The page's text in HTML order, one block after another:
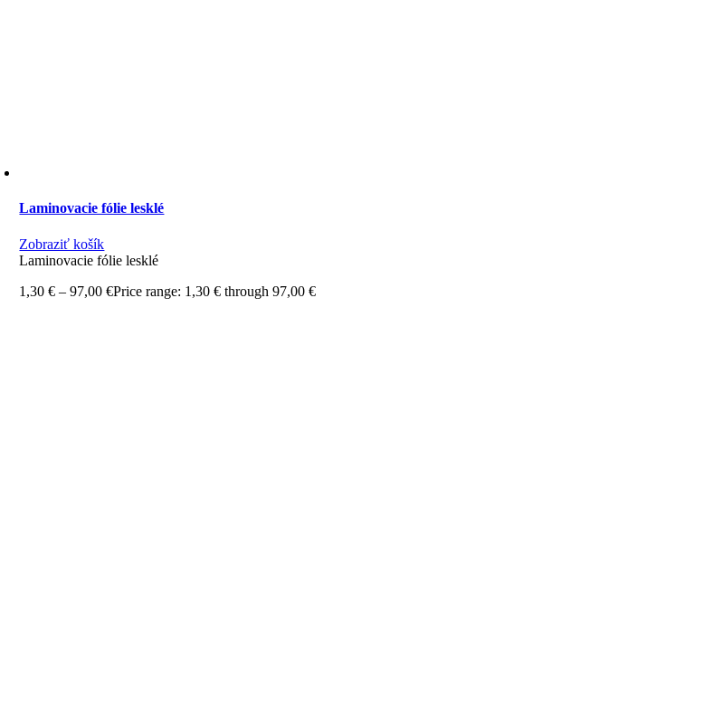
Laminovacie fólie lesklé
Zobraziť košík
Laminovacie fólie lesklé
1,30€ – 97,00€Price range: 1,30 € through 97,00 €